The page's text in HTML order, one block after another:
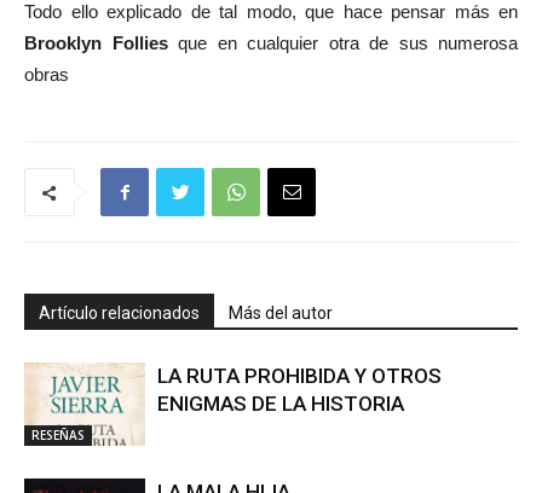
Todo ello explicado de tal modo, que hace pensar más en
Brooklyn Follies que en cualquier otra de sus numerosa
obras
Artículo relacionados Más del autor
RESEÑAS
LA RUTA PROHIBIDA Y OTROS
ENIGMAS DE LA HISTORIA